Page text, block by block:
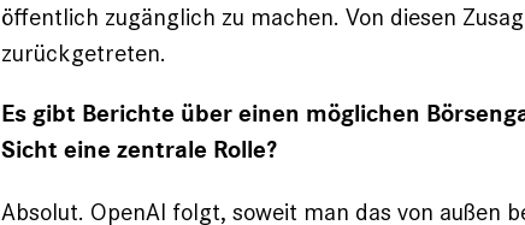
öffentlich zugänglich zu machen. Von diesen
zurückgetreten.
Es gibt Berichte über einen möglichen
Sicht eine zentrale Rolle?
Absolut. OpenAI folgt, soweit man das von außen